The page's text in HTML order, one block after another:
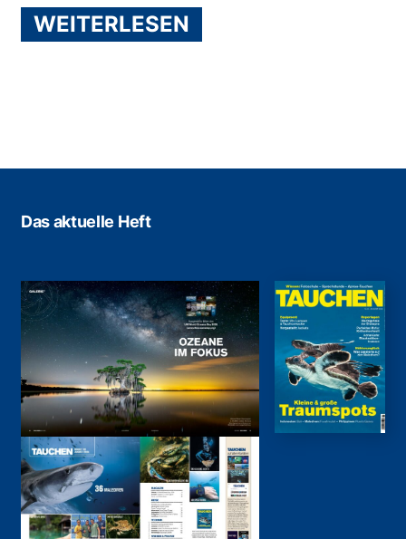
WEITERLESEN
Das aktuelle Heft